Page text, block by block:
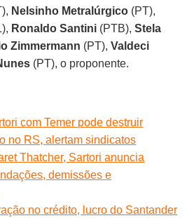
Nelsinho Metralúrgico (PT),
Ronaldo Santini (PTB),Stela
Zimmermann (PT),Valdeci
(PT), o proponente.
com Temer pode destruir
no RS, alertam sindicatos
Thatcher, Sartori anuncia
demissões e
no crédito, lucro do Santander